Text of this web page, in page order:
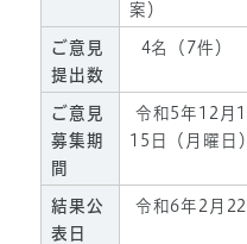
案）
ご意見
提出数
4名（7件）
ご意見
募集期
間
令和5年12月
15日（月曜日）
結果公
表日
令和6年2月22